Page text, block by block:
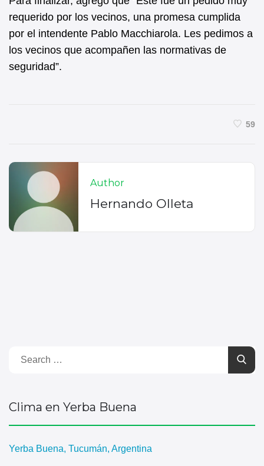
requerido por los vecinos, una promesa cumplida
por el intendente Pablo Macchiarola. Les pedimos a
los vecinos que acompañen las normativas de
seguridad”.
59
Author
Hernando Olleta
Clima en Yerba Buena
Yerba Buena, Tucumán, Argentina